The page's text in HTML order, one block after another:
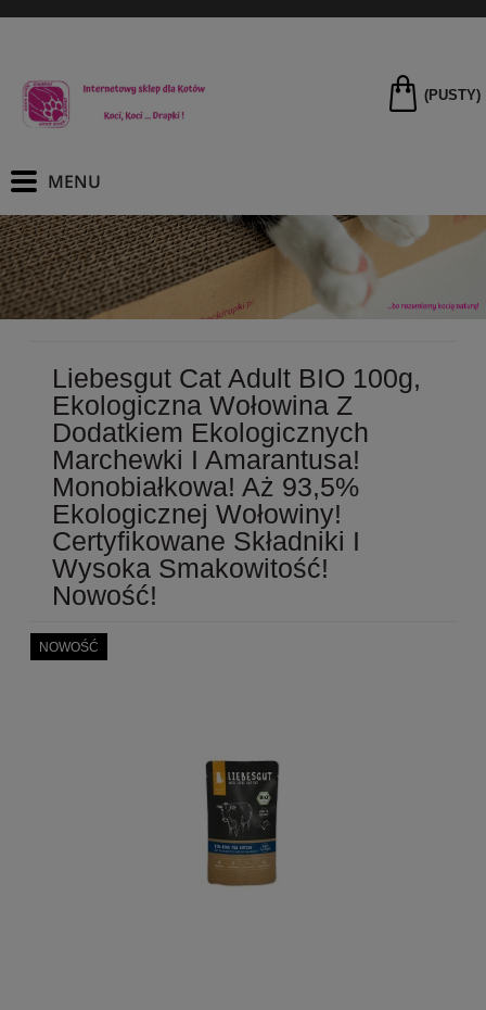
(PUSTY)
Liebesgut Cat Adult BIO 100g,
Ekologiczna Wołowina Z
Dodatkiem Ekologicznych
Marchewki I Amarantusa!
Monobiałkowa! Aż 93,5%
Ekologicznej Wołowiny!
Certyfikowane Składniki I
Wysoka Smakowitość!
Nowość!
NOWOŚĆ